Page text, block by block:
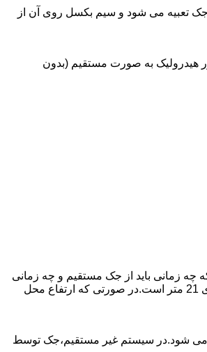
جک تعبیه می شود و سیم بکسل روی آن از
هیدرولیک به صورت مستقیم (بدون
چه زمانی باید از جک مستقیم و چه زمانی
از جک غیرمستقیم استفاده کنیم؟ جک های مستقیم تا 21 متر را ساپورت می کنند و این مقدار در جک تلسکوپی تک مرحله ای 7 متر،دو مرحله ای 14 و سه مرحله ای 21 متر است.در صورتی که ارتفاع محل
می شود.در سیستم غیر مستقیم،جک توسط